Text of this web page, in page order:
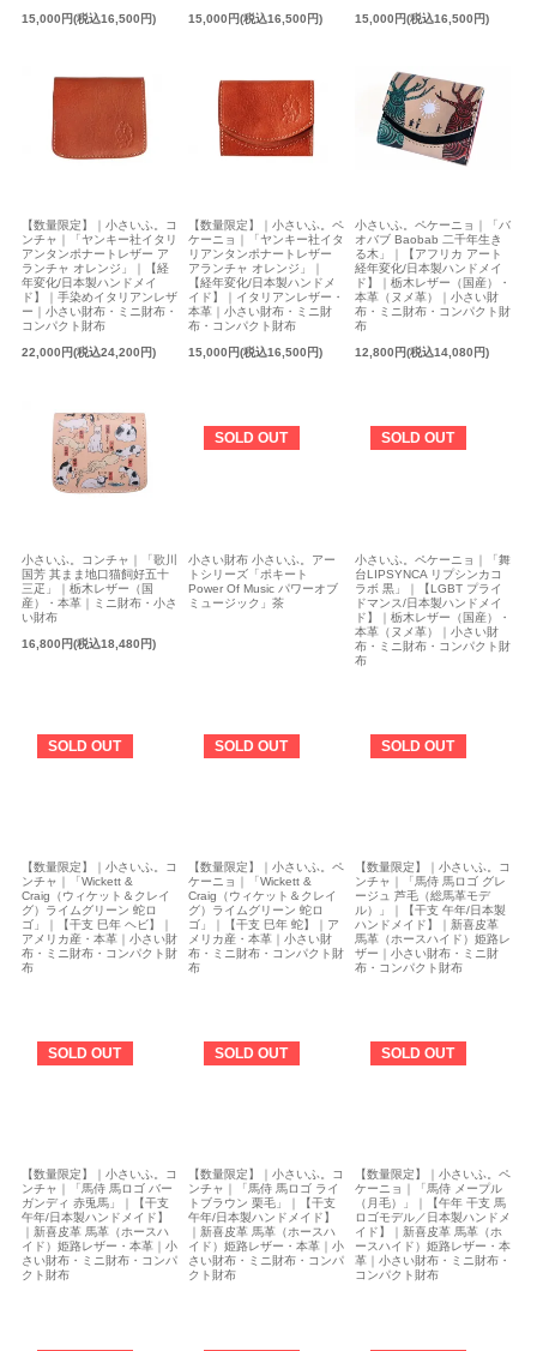
15,000円(税込16,500円)
15,000円(税込16,500円)
15,000円(税込16,500円)
【数量限定】｜小さいふ。コ
ンチャ｜「ヤンキー社イタリ
アンタンポナートレザー ア
ランチャ オレンジ」｜【経
年変化/日本製ハンドメイ
ド】｜手染めイタリアンレザ
ー｜小さい財布・ミニ財布・
コンパクト財布
22,000円(税込24,200円)
【数量限定】｜小さいふ。ペ
ケーニョ｜「ヤンキー社イタ
リアンタンポナートレザー
アランチャ オレンジ」｜
【経年変化/日本製ハンドメ
イド】｜イタリアンレザー・
本革｜小さい財布・ミニ財
布・コンパクト財布
15,000円(税込16,500円)
小さいふ。ペケーニョ｜「バ
オバブ Baobab 二千年生き
る木」｜【アフリカ アート
経年変化/日本製ハンドメイ
ド】｜栃木レザー（国産）・
本革（ヌメ革）｜小さい財
布・ミニ財布・コンパクト財
布
12,800円(税込14,080円)
小さいふ。コンチャ｜「歌川
国芳 其まま地口猫飼好五十
三疋」｜栃木レザー（国
産）・本革｜ミニ財布・小さ
い財布
16,800円(税込18,480円)
SOLD OUT
小さい財布 小さいふ。アー
トシリーズ「ポキート
Power Of Music パワーオブ
ミュージック」茶
SOLD OUT
小さいふ。ペケーニョ｜「舞
台LIPSYNCA リプシンカコ
ラボ 黒」｜【LGBT プライ
ドマンス/日本製ハンドメイ
ド】｜栃木レザー（国産）・
本革（ヌメ革）｜小さい財
布・ミニ財布・コンパクト財
布
SOLD OUT
【数量限定】｜小さいふ。コ
ンチャ｜「Wickett &
Craig（ウィケット＆クレイ
グ）ライムグリーン 蛇ロ
ゴ」｜【干支 巳年 ヘビ】｜
アメリカ産・本革｜小さい財
布・ミニ財布・コンパクト財
布
SOLD OUT
【数量限定】｜小さいふ。ペ
ケーニョ｜「Wickett &
Craig（ウィケット＆クレイ
グ）ライムグリーン 蛇ロ
ゴ」｜【干支 巳年 蛇】｜ア
メリカ産・本革｜小さい財
布・ミニ財布・コンパクト財
布
SOLD OUT
【数量限定】｜小さいふ。コ
ンチャ｜「馬侍 馬ロゴ グレ
ージュ 芦毛（総馬革モデ
ル）」｜【干支 午年/日本製
ハンドメイド】｜新喜皮革
馬革（ホースハイド）姫路レ
ザー｜小さい財布・ミニ財
布・コンパクト財布
SOLD OUT
【数量限定】｜小さいふ。コ
ンチャ｜「馬侍 馬ロゴ バー
ガンディ 赤兎馬」｜【干支
午年/日本製ハンドメイド】
｜新喜皮革 馬革（ホースハ
イド）姫路レザー・本革｜小
さい財布・ミニ財布・コンパ
クト財布
SOLD OUT
【数量限定】｜小さいふ。コ
ンチャ｜「馬侍 馬ロゴ ライ
トブラウン 栗毛」｜【干支
午年/日本製ハンドメイド】
｜新喜皮革 馬革（ホースハ
イド）姫路レザー・本革｜小
さい財布・ミニ財布・コンパ
クト財布
SOLD OUT
【数量限定】｜小さいふ。ペ
ケーニョ｜「馬侍 メープル
（月毛）」｜【午年 干支 馬
ロゴモデル／日本製ハンドメ
イド】｜新喜皮革 馬革（ホ
ースハイド）姫路レザー・本
革｜小さい財布・ミニ財布・
コンパクト財布